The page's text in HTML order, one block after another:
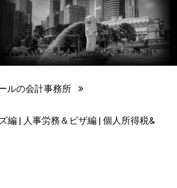
ルの会計事務所
編 | 人事労務＆ビザ編 | 個人所得税&